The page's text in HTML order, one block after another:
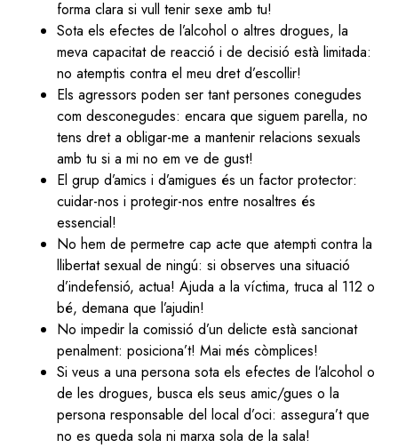
forma clara si vull tenir sexe amb tu!
Sota els efectes de l’alcohol o altres drogues, la
meva capacitat de reacció i de decisió està limitada:
no atemptis contra el meu dret d’escollir!
Els agressors poden ser tant persones conegudes
com desconegudes: encara que siguem parella, no
tens dret a obligar-me a mantenir relacions sexuals
amb tu si a mi no em ve de gust!
El grup d’amics i d’amigues és un factor protector:
cuidar-nos i protegir-nos entre nosaltres és
essencial!
No hem de permetre cap acte que atempti contra la
llibertat sexual de ningú: si observes una situació
d’indefensió, actua! Ajuda a la víctima, truca al 112 o
bé, demana que l’ajudin!
No impedir la comissió d’un delicte està sancionat
penalment: posiciona’t! Mai més còmplices!
Si veus a una persona sota els efectes de l’alcohol o
de les drogues, busca els seus amic/gues o la
persona responsable del local d’oci: assegura’t que
no es queda sola ni marxa sola de la sala!